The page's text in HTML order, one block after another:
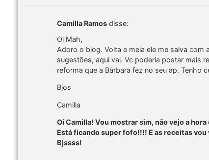
Camilla Ramos disse:
Oi Mah,
Adoro o blog. Volta e meia ele me salva com
sugestões, aqui vai. Vc poderia postar mais
reforma que a Bárbara fez no seu ap. Tenho
Bjos
Camilla
Oi Camilla! Vou mostrar sim, não vejo a
Está ficando super fofo!!!! E as receitas
Bjssss!